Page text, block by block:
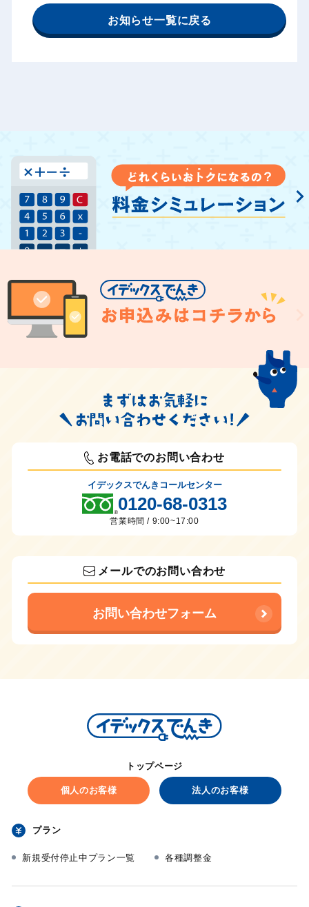
お知らせ一覧に戻る
お電話でのお問い合わせ
イデックスでんきコールセンター
0120-68-0313
営業時間 / 9:00~17:00
メールでのお問い合わせ
お問い合わせフォーム
トップページ
個人のお客様 法人のお客様
プラン
新規受付停止中プラン一覧 各種調整金